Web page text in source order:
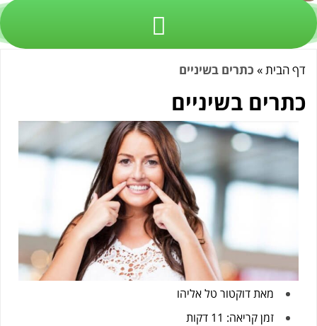
הבית»כתרים בשיניים
בשיניים
מאתדוקטור טל אליהו
זמן קריאה: 11 דקות